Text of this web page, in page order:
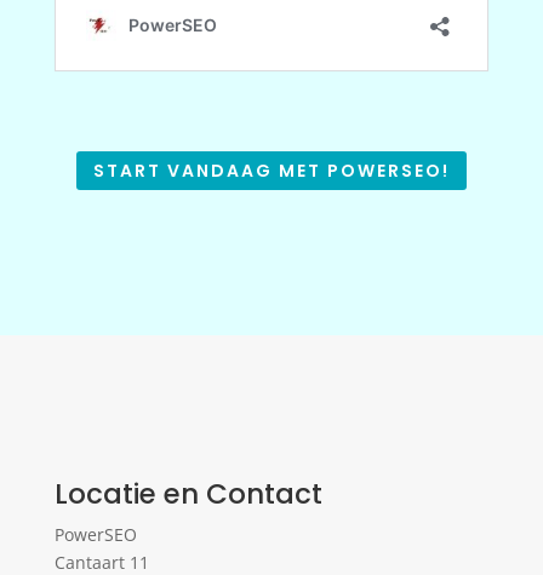
START VANDAAG MET POWERSEO!
Locatie en Contact
PowerSEO
Cantaart 11